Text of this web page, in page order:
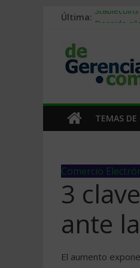
Última:
Trabajo
Mercado
TEMAS DE
Comercio
3
ante
El aumento